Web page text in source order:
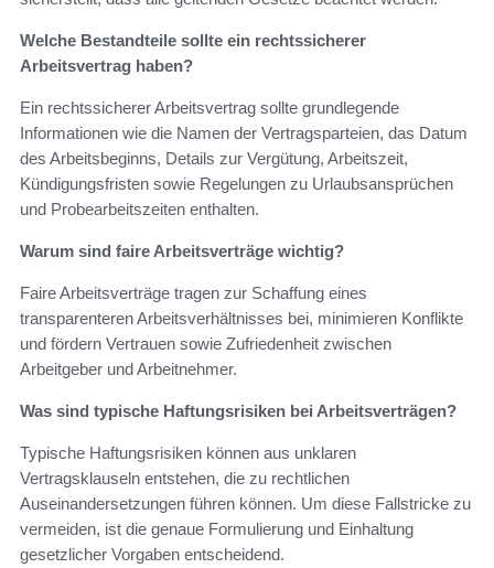
Welche Bestandteile sollte ein rechtssicherer
Arbeitsvertrag haben?
Ein rechtssicherer Arbeitsvertrag sollte grundlegende
Informationen wie die Namen der Vertragsparteien, das Datum
des Arbeitsbeginns, Details zur Vergütung, Arbeitszeit,
Kündigungsfristen sowie Regelungen zu Urlaubsansprüchen
und Probearbeitszeiten enthalten.
Warum sind faire Arbeitsverträge wichtig?
Faire Arbeitsverträge tragen zur Schaffung eines
transparenteren Arbeitsverhältnisses bei, minimieren Konflikte
und fördern Vertrauen sowie Zufriedenheit zwischen
Arbeitgeber und Arbeitnehmer.
Was sind typische Haftungsrisiken bei Arbeitsverträgen?
Typische Haftungsrisiken können aus unklaren
Vertragsklauseln entstehen, die zu rechtlichen
Auseinandersetzungen führen können. Um diese Fallstricke zu
vermeiden, ist die genaue Formulierung und Einhaltung
gesetzlicher Vorgaben entscheidend.